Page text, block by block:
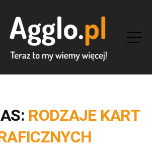
RODZAJE KART